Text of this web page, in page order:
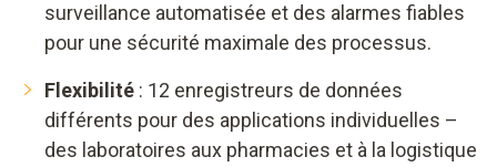
surveillance automatisée et des alarmes fiables
pour une sécurité maximale des processus.
Flexibilité : 12 enregistreurs de données
différents pour des applications individuelles –
des laboratoires aux pharmacies et à la logistique